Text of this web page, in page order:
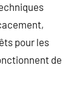
pour les
de